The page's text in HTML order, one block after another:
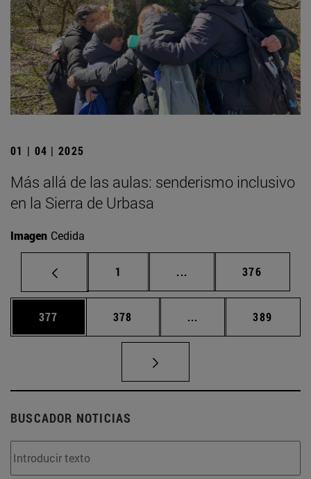
01 | 04 | 2025
Más allá de las aulas: senderismo inclusivo
en la Sierra de Urbasa
Imagen Cedida
Página
1 ... Páginas intermedias
Página
376
Página
377 Página
378 ... Páginas intermedias
Página
389
BUSCADOR NOTICIAS